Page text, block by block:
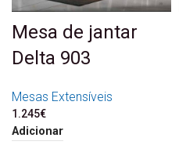
Mesa de jantar
Delta 903
Mesas Extensíveis
1.245€
Adicionar